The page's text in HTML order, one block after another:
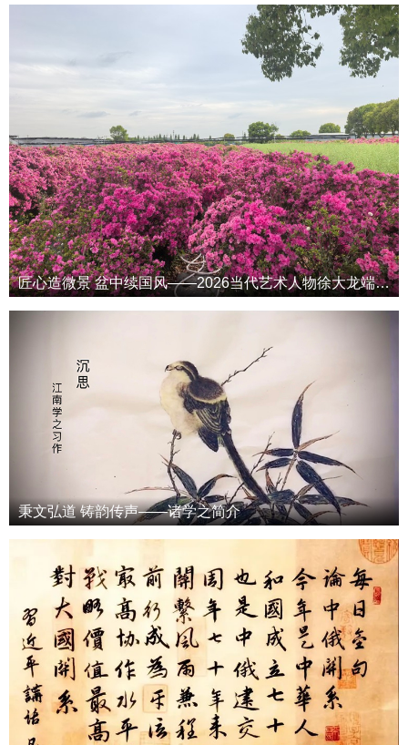
匠心造微景 盆中续国风——2026当代艺术人物徐大龙端午专属特辑
秉文弘道 铸韵传声——诸学之简介